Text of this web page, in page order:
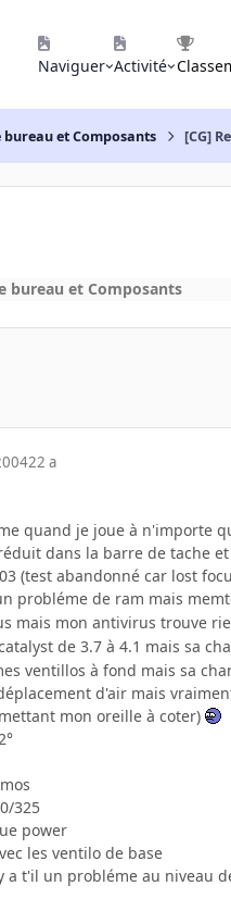
Naviguer Activité
et Composants [CG]
bureau et Composants
22 a
quand je joue à n'importe
dans la barre de tache
(test abandonné car lost
probléme de ram mais
mais mon antivirus trouve
de 3.7 à 4.1 mais sa
ventillos à fond mais sa
d'air mais
mon oreille à coter)
325
power
les ventilo de base
a t'il un probléme au niveau